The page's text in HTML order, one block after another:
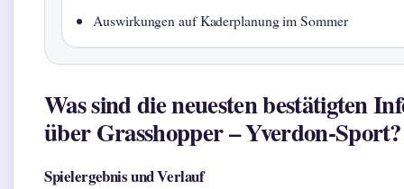
Auswirkungen auf Kaderplanung im Sommer
Was sind die neuesten bestätigten
über Grasshopper – Yverdon-Sport?
Spielergebnis und Verlauf